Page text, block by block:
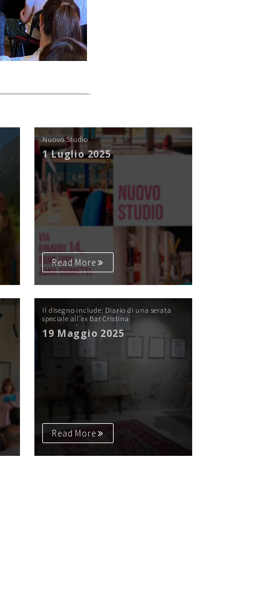
Nuovo Studio
1 Luglio 2025
Read More
Il disegno include: Diario di una serata
speciale all’ex Bar Cristina
19 Maggio 2025
Read More